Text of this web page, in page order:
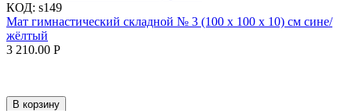
КОД: s149
Мат гимнастический складной № 3 (100 х 100 х 10) см сине/
жёлтый
3 210.00 Р
В корзину